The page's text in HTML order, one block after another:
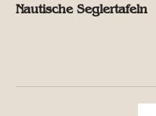
Nautische Seglertafeln